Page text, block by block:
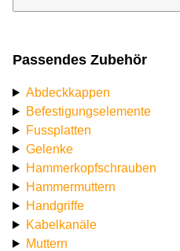
Passendes Zubehör
Abdeckkappen
Befestigungselemente
Fussplatten
Gelenke
Hammerkopfschrauben
Hammermuttern
Handgriffe
Kabelkanäle
Muttern